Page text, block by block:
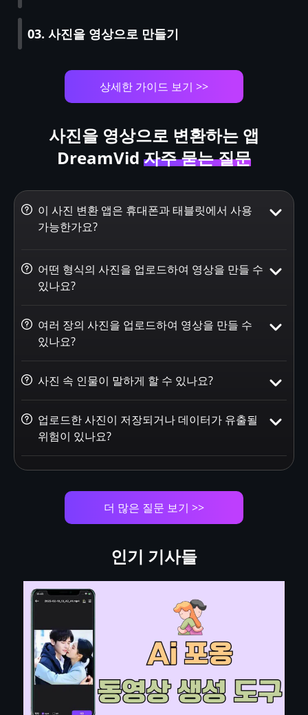
03. 사진을 영상으로 만들기
상세한 가이드 보기 >>
사진을 영상으로 변환하는 앱
DreamVid 자주 묻는 질문
이 사진 변환 앱은 휴대폰과 태블릿에서 사용
가능한가요?
어떤 형식의 사진을 업로드하여 영상을 만들 수
있나요?
여러 장의 사진을 업로드하여 영상을 만들 수
있나요?
사진 속 인물이 말하게 할 수 있나요?
업로드한 사진이 저장되거나 데이터가 유출될
위험이 있나요?
더 많은 질문 보기 >>
인기 기사들